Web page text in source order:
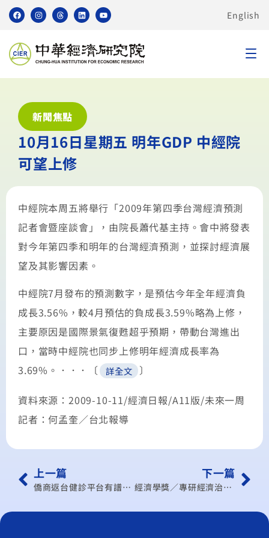
English
新聞焦點
10月16日星期五 明年GDP 中經院
可望上修
中經院本周五將舉行「2009年第四季台灣經濟預測
記者會暨座談會」，由院長蕭代基主持。會中將發表
對今年第四季和明年的台灣經濟預測，並探討經濟展
望及其影響因素。
中經院7月發布的預測數字，是預估今年全年經濟負
成長3.56%，較4月預估的負成長3.59%略為上修，
主要原因是國際景氣復甦超乎預期，帶動台灣進出
口，當時中經院也同步上修明年經濟成長率為
3.69%。．．．〔
詳全文 〕
資料來源：2009-10-11/經濟日報/A11版/未來一周
記者：何孟奎／台北報導
上一篇
僑商返台健診平台有譜拓展商機醫療
下一篇
經濟學獎／專研經濟治理 爆冷獲獎